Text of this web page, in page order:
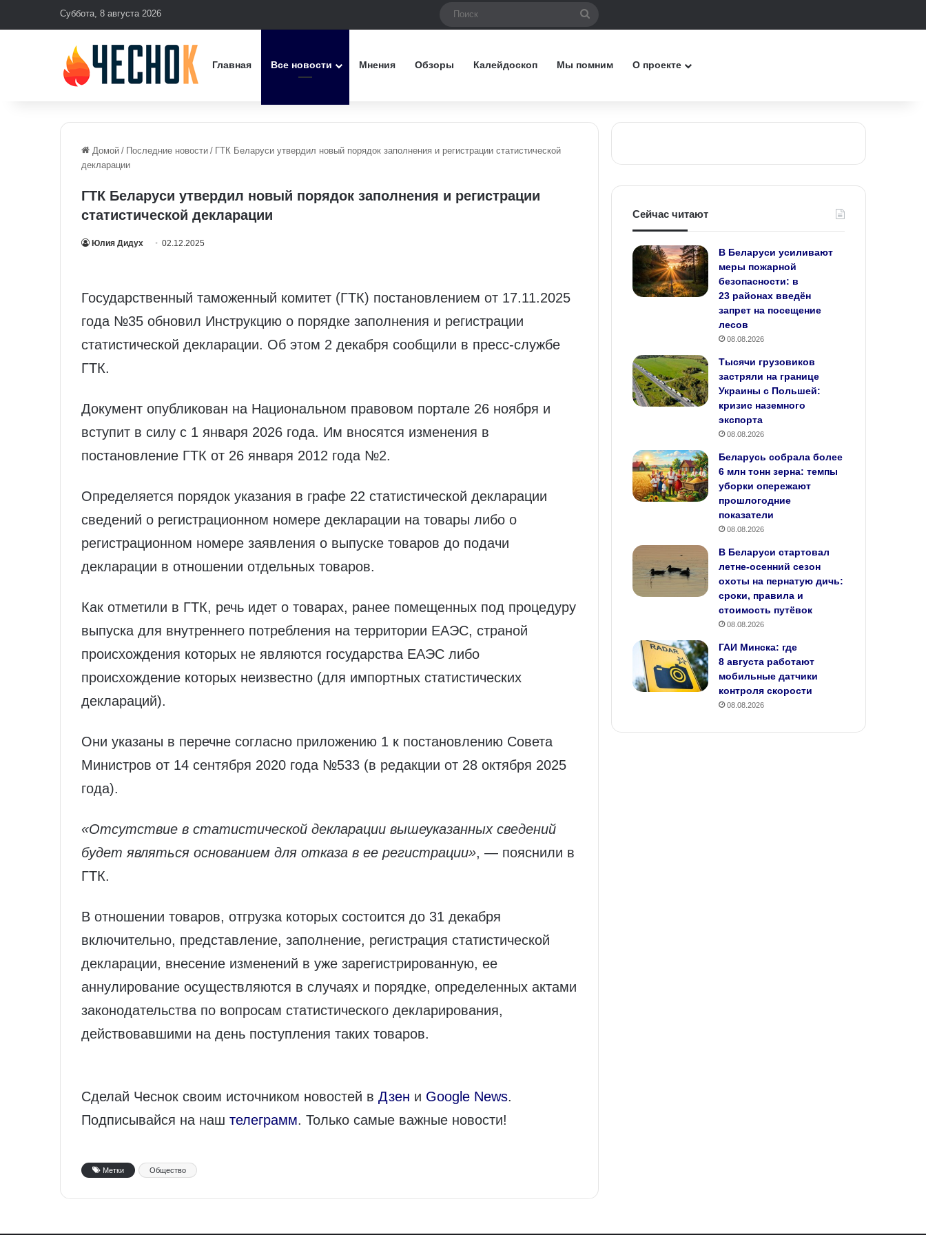
Суббота, 8 августа 2026
Главная Все новости Мнения Обзоры Калейдоскоп Мы помним О проекте
Домой / Последние новости / ГТК Беларуси утвердил новый порядок заполнения и регистрации статистической
декларации
ГТК Беларуси утвердил новый порядок заполнения и регистрации
статистической декларации
Юлия Дидух 02.12.2025
Государственный таможенный комитет (ГТК) постановлением от 17.11.2025
года №35 обновил Инструкцию о порядке заполнения и регистрации
статистической декларации. Об этом 2 декабря сообщили в пресс-службе
ГТК.
Документ опубликован на Национальном правовом портале 26 ноября и
вступит в силу с 1 января 2026 года. Им вносятся изменения в
постановление ГТК от 26 января 2012 года №2.
Определяется порядок указания в графе 22 статистической декларации
сведений о регистрационном номере декларации на товары либо о
регистрационном номере заявления о выпуске товаров до подачи
декларации в отношении отдельных товаров.
Как отметили в ГТК, речь идет о товарах, ранее помещенных под процедуру
выпуска для внутреннего потребления на территории ЕАЭС, страной
происхождения которых не являются государства ЕАЭС либо
происхождение которых неизвестно (для импортных статистических
деклараций).
Они указаны в перечне согласно приложению 1 к постановлению Совета
Министров от 14 сентября 2020 года №533 (в редакции от 28 октября 2025
года).
«Отсутствие в статистической декларации вышеуказанных сведений
будет являться основанием для отказа в ее регистрации», — пояснили в
ГТК.
В отношении товаров, отгрузка которых состоится до 31 декабря
включительно, представление, заполнение, регистрация статистической
декларации, внесение изменений в уже зарегистрированную, ее
аннулирование осуществляются в случаях и порядке, определенных актами
законодательства по вопросам статистического декларирования,
действовавшими на день поступления таких товаров.
Сделай Чеснок своим источником новостей в Дзен и Google News.
Подписывайся на наш телеграмм. Только самые важные новости!
Метки Общество
Сейчас читают
В Беларуси усиливают
меры пожарной
безопасности: в
23 районах введён
запрет на посещение
лесов
08.08.2026
Тысячи грузовиков
застряли на границе
Украины с Польшей:
кризис наземного
экспорта
08.08.2026
Беларусь собрала более
6 млн тонн зерна: темпы
уборки опережают
прошлогодние
показатели
08.08.2026
В Беларуси стартовал
летне‑осенний сезон
охоты на пернатую дичь:
сроки, правила и
стоимость путёвок
08.08.2026
ГАИ Минска: где
8 августа работают
мобильные датчики
контроля скорости
08.08.2026